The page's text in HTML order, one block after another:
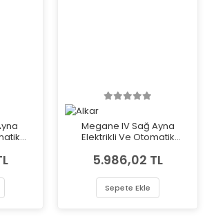
Megane IV Sağ Ayna
Elektrikli Ve Otomatik
5.986,02 TL
Sepete Ekle